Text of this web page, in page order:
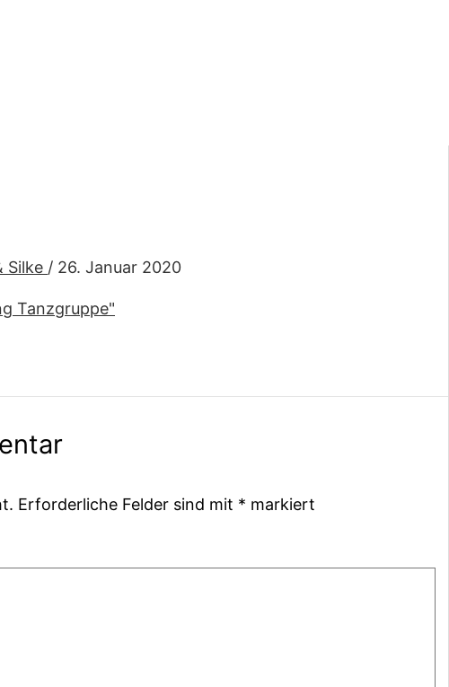
Silke / 26. Januar 2020
Erforderliche Felder sind mit * markiert